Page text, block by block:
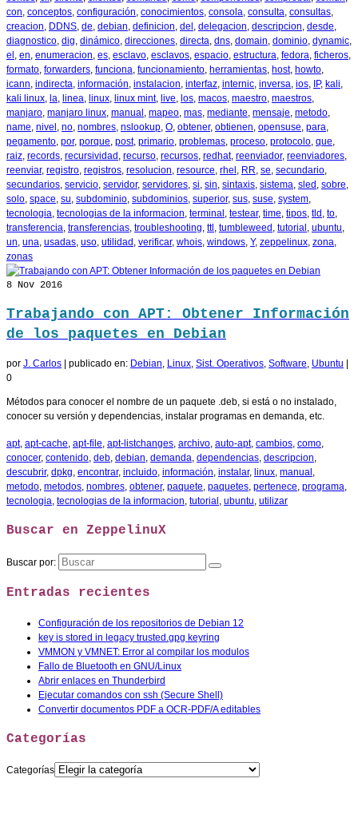
con conceptos configuración conocimientos consola consulta consultas
creacion DDNS de debian definicion del delegacion descripcion desde
diagnostico dig dinámico direcciones directa dns domain dominio dynamic
el en enumeracion es esclavo esclavos espacio estructura fedora ficheros
formato forwarders funciona funcionamiento herramientas host, howto
icann indirecta información instalacion interfaz internic inversa ios IP, kali
kali linux la linea linux linux mint, live los macos maestro maestros
manjaro manjaro linux manual mapeo mas mediante mensaje metodo
name nivel no nombres nslookup O obtener, obtienen opensuse para
pegamento por, porque post, primario problemas proceso protocolo que
raiz records recursividad recurso recursos redhat, reenviador, reenviadores
reenviar, registro registros resolucion resource rhel RR se secundario
secundarios servicio servidor, servidores si sin sintaxis sistema sled sobre
solo space su subdominio subdominios superior, sus suse system
tecnologia tecnologias de la informacion terminal testear, time tipos tld to
transferencia transferencias troubleshooting ttl tumbleweed tutorial ubuntu
un una usadas uso utilidad verificar, whois windows Y, zeppelinux zona
zonas
8 Nov 2016
Trabajando con APT: Obtener Información
de los paquetes en Debian
por J. Carlos | publicado en: Debian Linux Sist. Operativos Software Ubuntu |
0
Métodos para conocer el nombre de un paquete .deb, si está o no instalado,
conocer su versión y dependencias, instalar programas en demanda, etc.
apt, apt-cache apt-file apt-listchanges archivo auto-apt, cambios como
conocer, contenido deb debian demanda dependencias descripcion
descubrir, dpkg encontrar, incluido información instalar, linux manual
metodo metodos nombres obtener, paquete paquetes pertenece programa
tecnologia tecnologias de la informacion tutorial ubuntu utilizar
Buscar en ZeppelinuX
Buscar por:
Entradas recientes
Configuración de los repositorios de Debian 12
key is stored in legacy trusted.gpg keyring
VMMON y VMNET: Error al compilar los modulos
Fallo de Bluetooth en GNU/Linux
Abrir enlaces en Thunderbird
Ejecutar comandos con ssh (Secure Shell)
Convertir documentos PDF a OCR-PDF/A editables
Categorías
Categorías